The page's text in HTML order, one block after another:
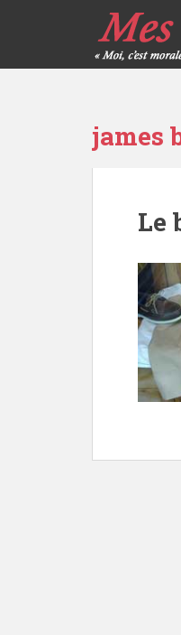
james
Le